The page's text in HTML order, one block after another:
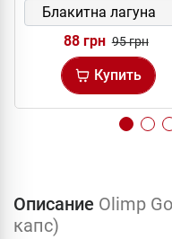
88 грн 95 грн
Купить
Описание Olimp
капс)